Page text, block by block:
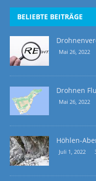
BELIEBTE BEITRÄGE
Mai 26, 2022
Drohnen
Mai 26, 2022
Höhlen-
Juli 1, 2022